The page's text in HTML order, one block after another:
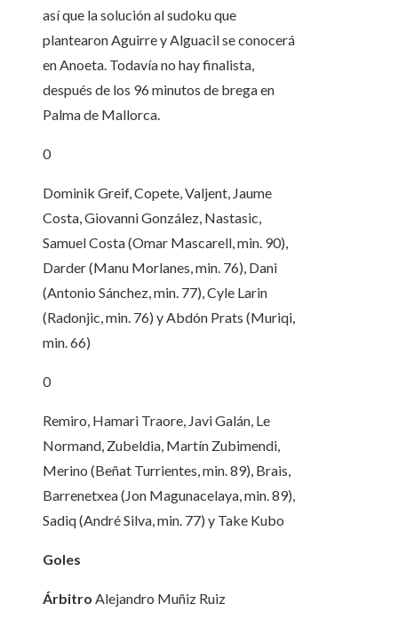
así que la solución al sudoku que
plantearon Aguirre y Alguacil se conocerá
en Anoeta. Todavía no hay finalista,
después de los 96 minutos de brega en
Palma de Mallorca.
0
Dominik Greif, Copete, Valjent, Jaume
Costa, Giovanni González, Nastasic,
Samuel Costa (Omar Mascarell, min. 90),
Darder (Manu Morlanes, min. 76), Dani
(Antonio Sánchez, min. 77), Cyle Larin
(Radonjic, min. 76) y Abdón Prats (Muriqi,
min. 66)
0
Remiro, Hamari Traore, Javi Galán, Le
Normand, Zubeldia, Martín Zubimendi,
Merino (Beñat Turrientes, min. 89), Brais,
Barrenetxea (Jon Magunacelaya, min. 89),
Sadiq (André Silva, min. 77) y Take Kubo
Goles
Árbitro Alejandro Muñiz Ruiz